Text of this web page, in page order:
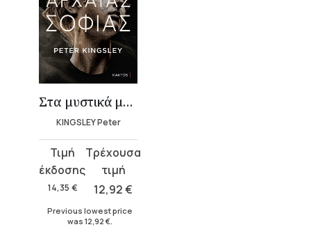
Στα μυστικά μέρη της αρχαίας σοφίας
KINGSLEY Peter
14,35 €
Original
price
was:
12,92€
Current
price
is:
Previous lowest price
was 12,92 €